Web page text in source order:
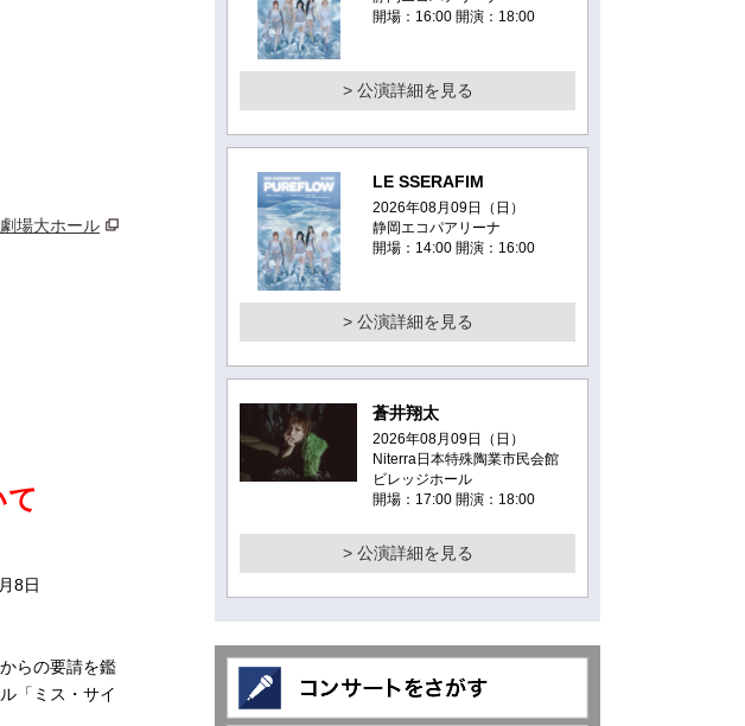
場大ホール
らの要請を鑑
「ミス・サイ
開場：16:00 開演：18:00
> 公演詳細を見る
LE SSERAFIM
2026年08月09日（日）
静岡エコパアリーナ
開場：14:00 開演：16:00
> 公演詳細を見る
蒼井翔太
2026年08月09日（日）
Niterra日本特殊陶業市民会館
ビレッジホール
開場：17:00 開演：18:00
> 公演詳細を見る